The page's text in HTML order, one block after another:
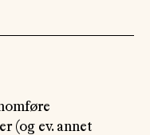
(og ev. annet